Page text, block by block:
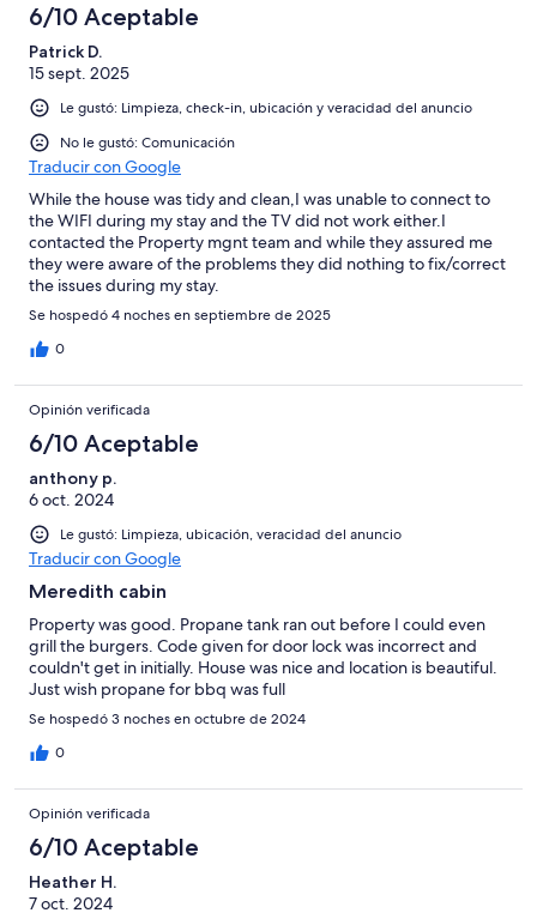
6/10 Aceptable
Patrick D.
15 sept. 2025
Le gustó: Limpieza, check-in, ubicación y veracidad del anuncio
No le gustó: Comunicación
Traducir con Google
While the house was tidy and clean,I was unable to connect to
the WIFI during my stay and the TV did not work either.I
contacted the Property mgnt team and while they assured me
they were aware of the problems they did nothing to fix/correct
the issues during my stay.
Se hospedó 4 noches en septiembre de 2025
0
Opinión verificada
6/10 Aceptable
anthony p.
6 oct. 2024
Le gustó: Limpieza, ubicación, veracidad del anuncio
Traducir con Google
Meredith cabin
Property was good. Propane tank ran out before I could even
grill the burgers. Code given for door lock was incorrect and
couldn't get in initially. House was nice and location is beautiful.
Just wish propane for bbq was full
Se hospedó 3 noches en octubre de 2024
0
Opinión verificada
6/10 Aceptable
Heather H.
7 oct. 2024